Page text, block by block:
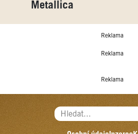
Metallica
Reklama
Reklama
Reklama
Hledat...